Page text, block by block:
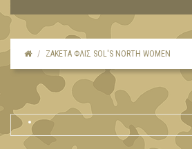
ΖΑΚΈΤΑ ΦΛΙΣ SOL'S NORTH WOMEN